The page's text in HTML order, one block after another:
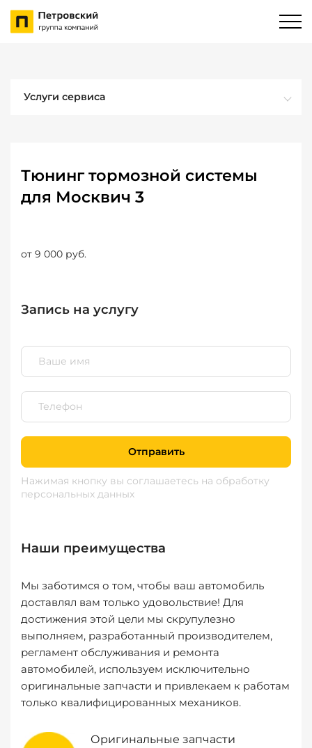
Услуги сервиса
Тюнинг тормозной системы
для Москвич 3
от 9 000 руб.
Запись на услугу
Отправить
Нажимая кнопку вы соглашаетесь на обработку
персональных данных
Наши преимущества
Мы заботимся о том, чтобы ваш автомобиль
доставлял вам только удовольствие! Для
достижения этой цели мы скрупулезно
выполняем, разработанный производителем,
регламент обслуживания и ремонта
автомобилей, используем исключительно
оригинальные запчасти и привлекаем к работам
только квалифицированных механиков.
Оригинальные запчасти